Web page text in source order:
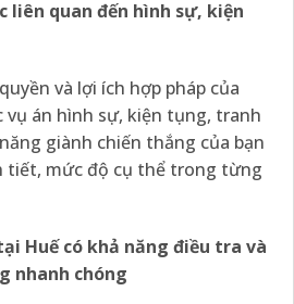
liên quan đến hình sự, kiện
và lợi ích hợp pháp của
vụ án hình sự, kiện tụng, tranh
giành chiến thắng của bạn
tiết, mức độ cụ thể trong từng
Huế có khả năng điều tra và
nhanh chóng